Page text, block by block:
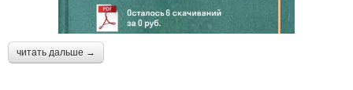
читать дальше →